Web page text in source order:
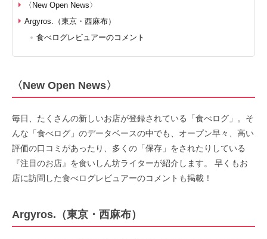
〈New Open News〉
Argyros.（東京・西麻布）
食べログレビュアーのコメント
〈New Open News〉
毎日、たくさんの新しいお店が登録されている「食べログ」。そ
んな「食べログ」のデータベースの中でも、オープン早々、高い
評価の口コミがあったり、多くの「保存」をされたりしている
『注目のお店』を食いしん坊ライターが紹介します。 早くもお
店に訪問した食べログレビュアーのコメントも掲載！
Argyros. （東京・西麻布）